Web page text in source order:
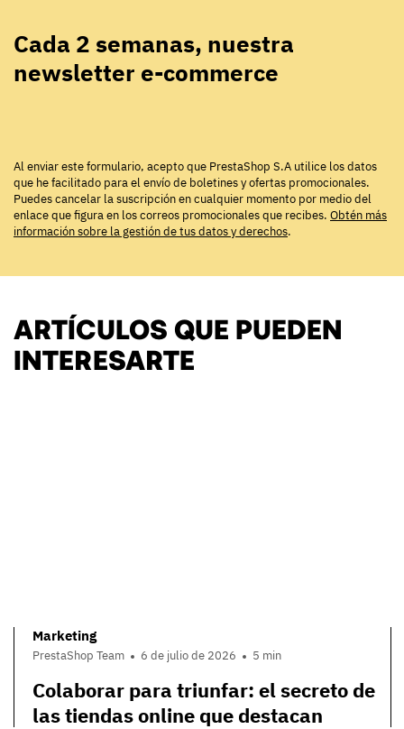
Cada 2 semanas, nuestra
newsletter e-commerce
Al enviar este formulario, acepto que PrestaShop S.A utilice los datos
que he facilitado para el envío de boletines y ofertas promocionales.
Puedes cancelar la suscripción en cualquier momento por medio del
enlace que figura en los correos promocionales que recibes. Obtén más
información sobre la gestión de tus datos y derechos.
ARTÍCULOS QUE PUEDEN
INTERESARTE
Marketing
PrestaShop Team 6 de julio de 2026 5 min
Colaborar para triunfar: el secreto de
las tiendas online que destacan